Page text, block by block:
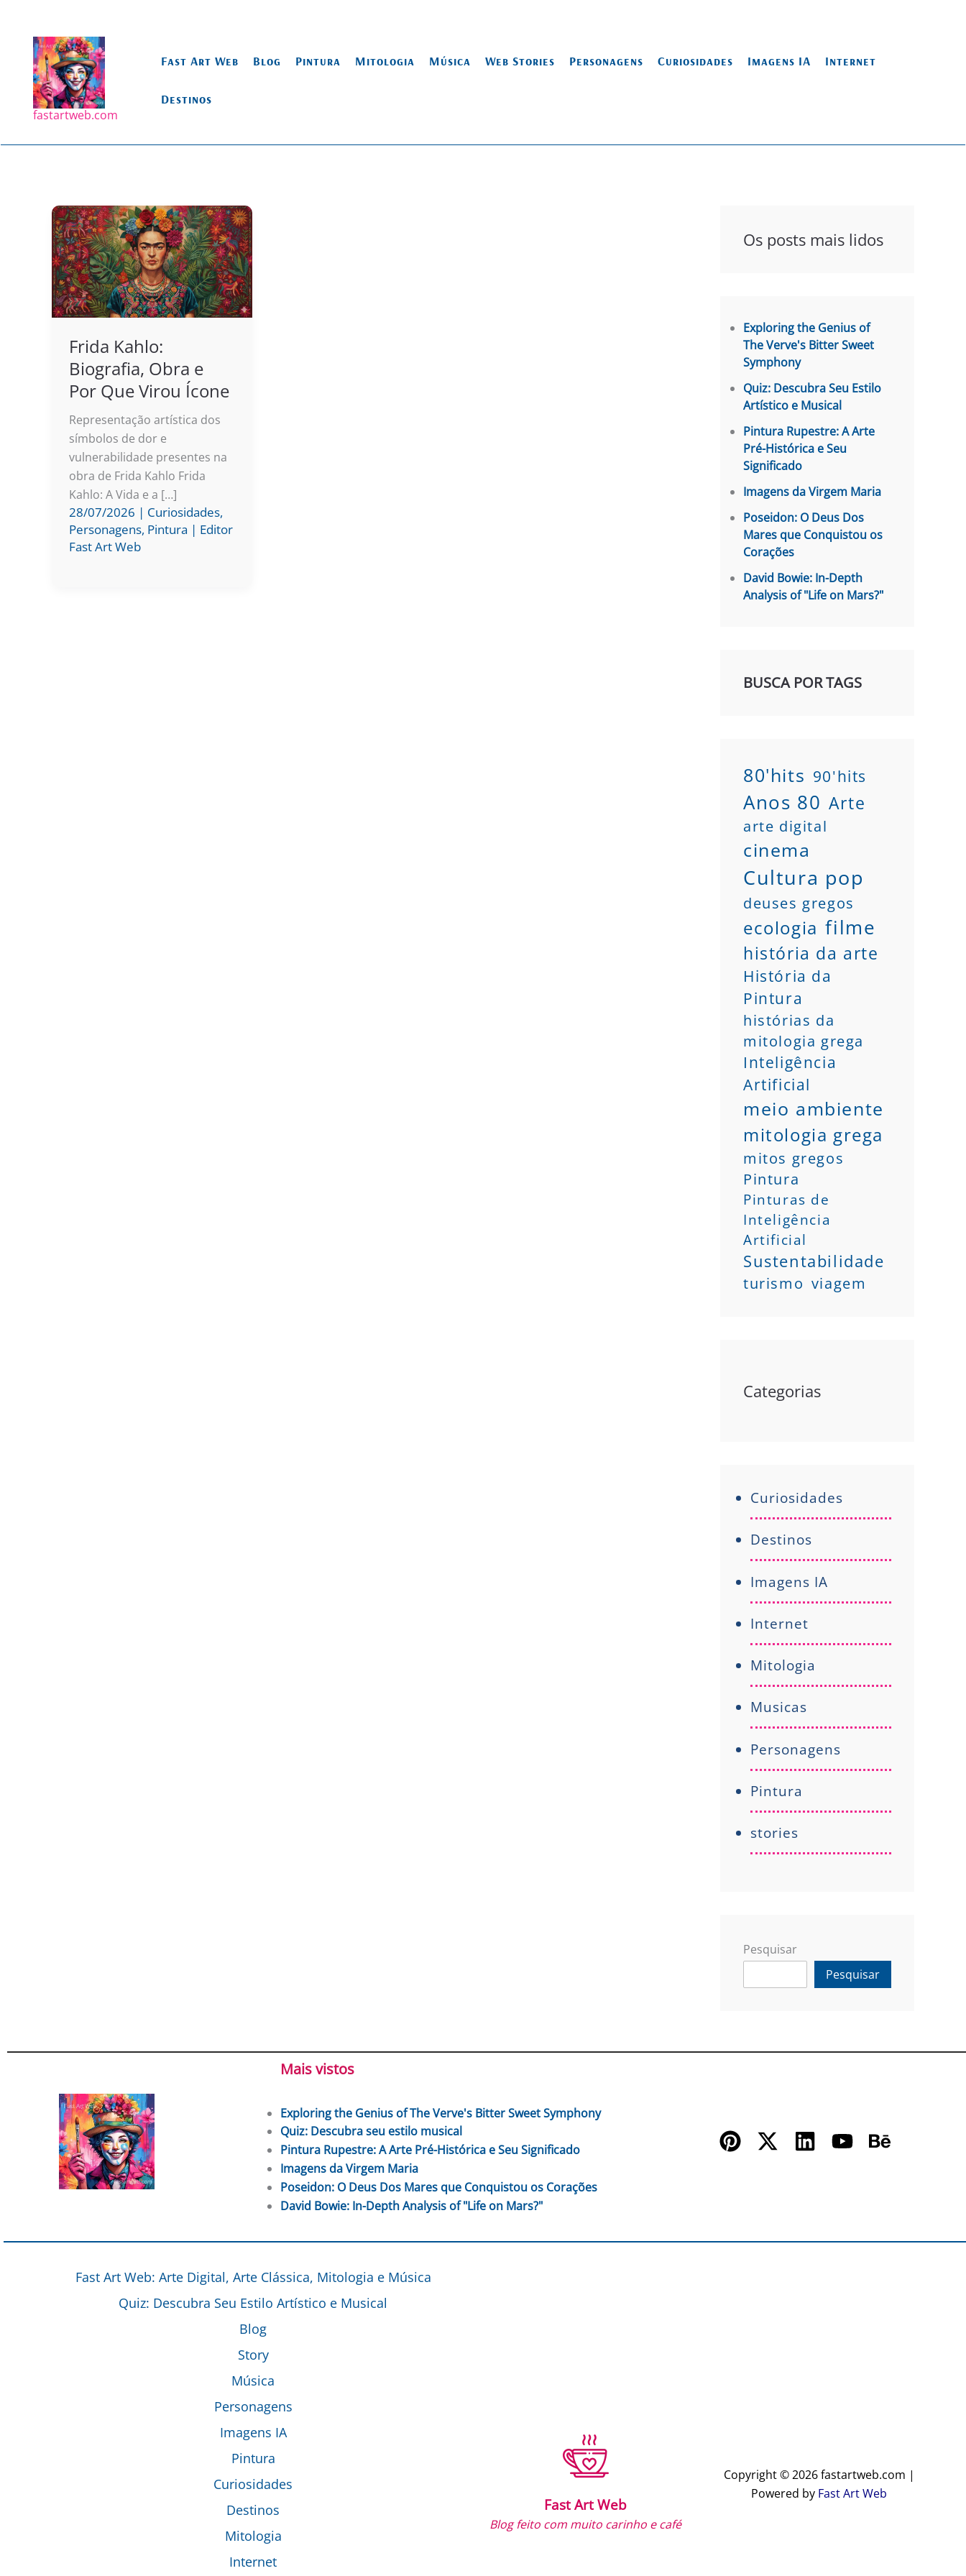
conteúdo
fastartweb.com
Fast Art Web Blog Pintura Mitologia Música Web Stories Personagens Curiosidades Imagens IA Internet
Destinos
Frida Kahlo:
Biografia, Obra e
Por Que Virou Ícone
Representação artística dos
símbolos de dor e
vulnerabilidade presentes na
obra de Frida Kahlo Frida
Kahlo: A Vida e a […]
28/07/2026 | Curiosidades,
Personagens, Pintura | Editor
Fast Art Web
Os posts mais lidos
Exploring the Genius of
The Verve's Bitter Sweet
Symphony
Quiz: Descubra Seu Estilo
Artístico e Musical
Pintura Rupestre: A Arte
Pré-Histórica e Seu
Significado
Imagens da Virgem Maria
Poseidon: O Deus Dos
Mares que Conquistou os
Corações
David Bowie: In-Depth
Analysis of "Life on Mars?"
BUSCA POR TAGS
80'hits 90'hits
Anos 80 Arte
arte digital
cinema
Cultura pop
deuses gregos
ecologia filme
história da arte
História da
Pintura
histórias da
mitologia grega
Inteligência
Artificial
meio ambiente
mitologia grega
mitos gregos
Pintura
Pinturas de
Inteligência
Artificial
Sustentabilidade
turismo viagem
Categorias
Curiosidades
Destinos
Imagens IA
Internet
Mitologia
Musicas
Personagens
Pintura
stories
Pesquisar
Pesquisar
Mais vistos
Exploring the Genius of The Verve's Bitter Sweet Symphony
Quiz: Descubra seu estilo musical
Pintura Rupestre: A Arte Pré-Histórica e Seu Significado
Imagens da Virgem Maria
Poseidon: O Deus Dos Mares que Conquistou os Corações
David Bowie: In-Depth Analysis of "Life on Mars?"
Fast Art Web: Arte Digital, Arte Clássica, Mitologia e Música
Quiz: Descubra Seu Estilo Artístico e Musical
Blog
Story
Música
Personagens
Imagens IA
Pintura
Curiosidades
Destinos
Mitologia
Internet
Fast Art Web
Blog feito com muito carinho e café
Copyright © 2026 fastartweb.com |
Powered by Fast Art Web